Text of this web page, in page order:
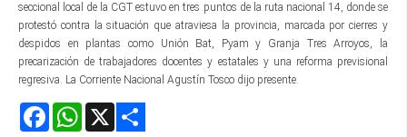
seccional local de la CGT estuvo en tres puntos de la ruta nacional 14, donde se
protestó contra la situación que atraviesa la provincia, marcada por cierres y
despidos en plantas como Unión Bat, Pyam y Granja Tres Arroyos, la
precarización de trabajadores docentes y estatales y una reforma previsional
regresiva. La Corriente Nacional Agustín Tosco dijo presente.
FacebookWhatsApp